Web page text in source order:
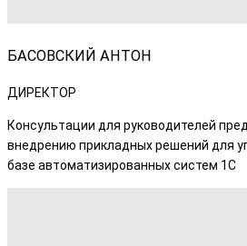
БАСОВСКИЙ АНТОН
ДИРЕКТОР
Консультации для руководителей
внедрению прикладных решений для
базе автоматизированных систем 1С